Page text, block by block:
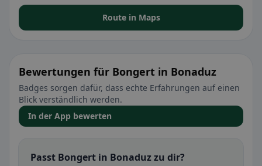
Route in Maps
Bewertungen für Bongert in Bonaduz
Badges sorgen dafür, dass echte Erfahrungen auf einen
Blick verständlich werden.
In der App bewerten
Passt Bongert in Bonaduz zu dir?